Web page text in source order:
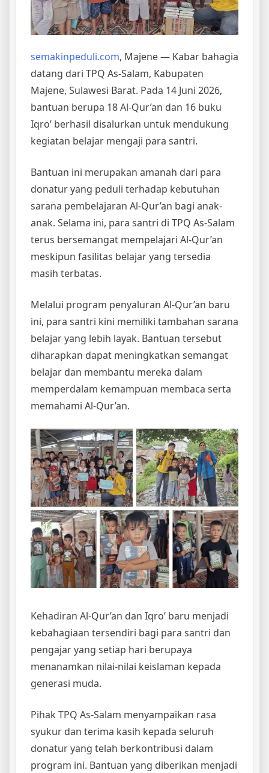
semakinpeduli.com, Majene — Kabar bahagia
datang dari TPQ As-Salam, Kabupaten
Majene, Sulawesi Barat. Pada 14 Juni 2026,
bantuan berupa 18 Al-Qur’an dan 16 buku
Iqro’ berhasil disalurkan untuk mendukung
kegiatan belajar mengaji para santri.
Bantuan ini merupakan amanah dari para
donatur yang peduli terhadap kebutuhan
sarana pembelajaran Al-Qur’an bagi anak-
anak. Selama ini, para santri di TPQ As-Salam
terus bersemangat mempelajari Al-Qur’an
meskipun fasilitas belajar yang tersedia
masih terbatas.
Melalui program penyaluran Al-Qur’an baru
ini, para santri kini memiliki tambahan sarana
belajar yang lebih layak. Bantuan tersebut
diharapkan dapat meningkatkan semangat
belajar dan membantu mereka dalam
memperdalam kemampuan membaca serta
memahami Al-Qur’an.
Kehadiran Al-Qur’an dan Iqro’ baru menjadi
kebahagiaan tersendiri bagi para santri dan
pengajar yang setiap hari berupaya
menanamkan nilai-nilai keislaman kepada
generasi muda.
Pihak TPQ As-Salam menyampaikan rasa
syukur dan terima kasih kepada seluruh
donatur yang telah berkontribusi dalam
program ini. Bantuan yang diberikan menjadi